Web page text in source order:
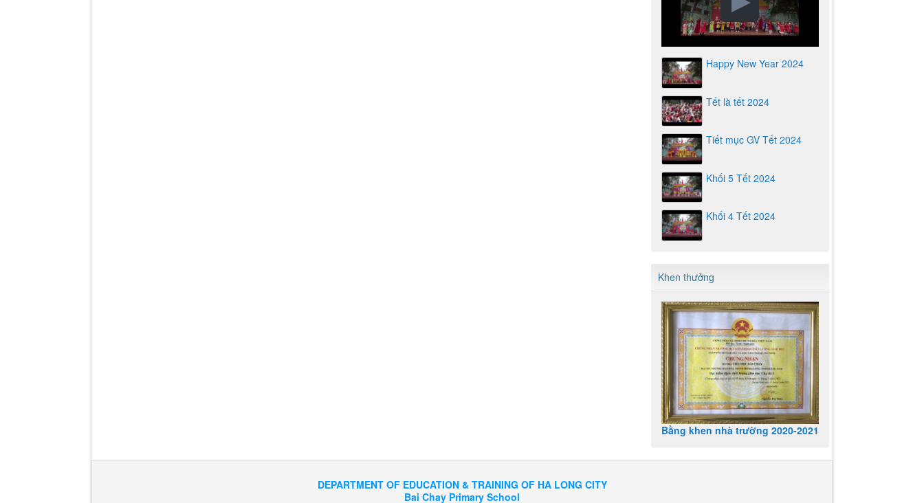
Happy New Year 2024
Tết là tết 2024
Tiết mục GV Tết 2024
Khối 5 Tết 2024
Khối 4 Tết 2024
Khen thưởng
Bằng khen nhà trường 2020-2021
DEPARTMENT OF EDUCATION & TRAINING OF HA LONG CITY
Bai Chay Primary School